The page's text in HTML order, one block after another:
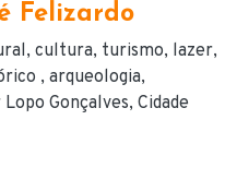
Felizardo
cultura turismo lazer
arqueologia
Gonçalves Cidade